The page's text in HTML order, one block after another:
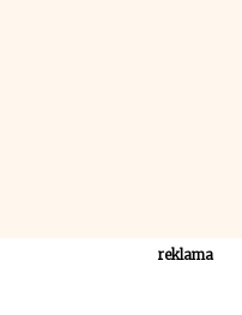
reklama